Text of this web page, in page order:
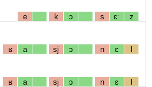
e k ɔ s ɛː z
ʁ a sj ɔ n ɛ l
ʁ a sj ɔ n ɛ l